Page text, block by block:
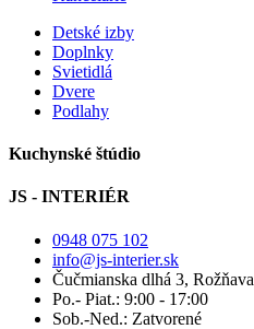
Detské izby
Doplnky
Svietidlá
Dvere
Podlahy
Kuchynské štúdio
JS - INTERIÉR
0948 075 102
info@js-interier.sk
Čučmianska dlhá 3, Rožňava
Po.- Piat.: 9:00 - 17:00
Sob.-Ned.: Zatvorené